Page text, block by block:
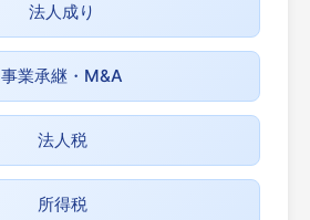
法人成り
事業承継・M&A
法人税
所得税